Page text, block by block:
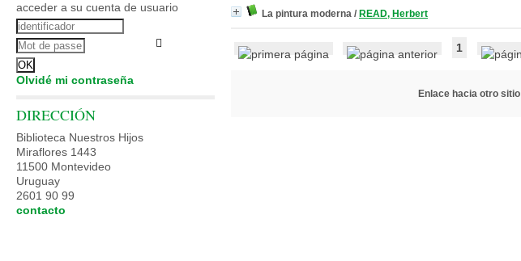
La pintura moderna / READ, Herbert
1
Enlace hacia otro sitio
acceder a su cuenta de usuario
Olvidé mi contraseña
DIRECCIÓN
Biblioteca Nuestros Hijos
Miraflores 1443
11500 Montevideo
Uruguay
2601 90 99
contacto